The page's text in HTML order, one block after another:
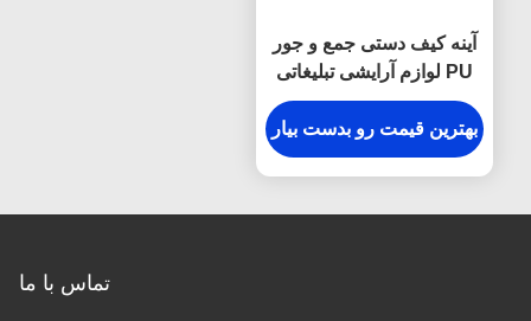
آینه کیف دستی جمع و جور
PU لوازم آرایشی تبلیغاتی
ماکارون
بهترین قیمت رو بدست بیار
تماس با ما